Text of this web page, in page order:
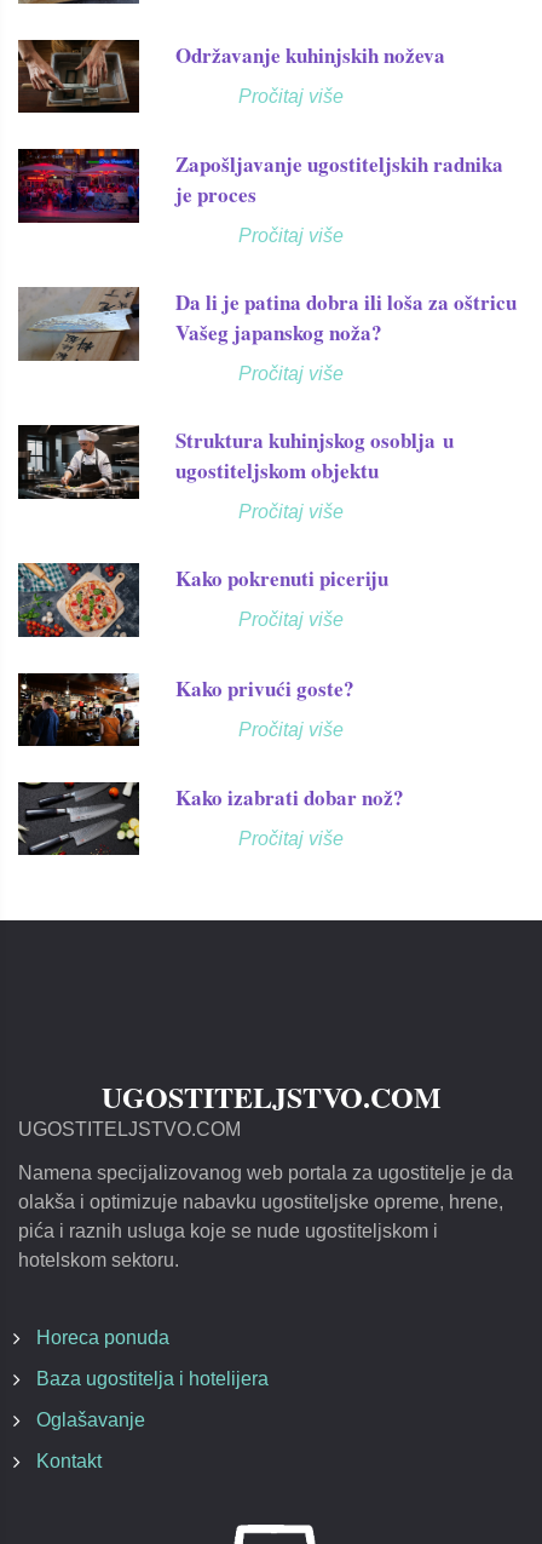
Održavanje kuhinjskih noževa
Pročitaj više
Zapošljavanje ugostiteljskih radnika
je proces
Pročitaj više
Da li je patina dobra ili loša za oštricu
Vašeg japanskog noža?
Pročitaj više
Struktura kuhinjskog osoblja u
ugostiteljskom objektu
Pročitaj više
Kako pokrenuti piceriju
Pročitaj više
Kako privući goste?
Pročitaj više
Kako izabrati dobar nož?
Pročitaj više
UGOSTITELJSTVO.COM
UGOSTITELJSTVO.COM
Namena specijalizovanog web portala za ugostitelje je da
olakša i optimizuje nabavku ugostiteljske opreme, hrene,
pića i raznih usluga koje se nude ugostiteljskom i
hotelskom sektoru.
Horeca ponuda
Baza ugostitelja i hotelijera
Oglašavanje
Kontakt